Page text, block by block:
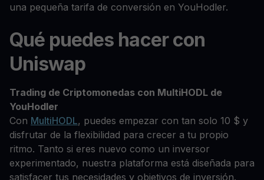
una pequeña tarifa de conversión en YouHodler.
Qué puedes hacer con
Uniswap
Trading de Criptomonedas con MultiHODL de
YouHodler
Con MultiHODL, puedes empezar con tan solo 10 $ y
disfrutar de la flexibilidad para crecer a tu propio
ritmo. Tanto si eres nuevo como un inversor
experimentado, nuestra plataforma está diseñada para
satisfacer tus necesidades y objetivos de inversión.